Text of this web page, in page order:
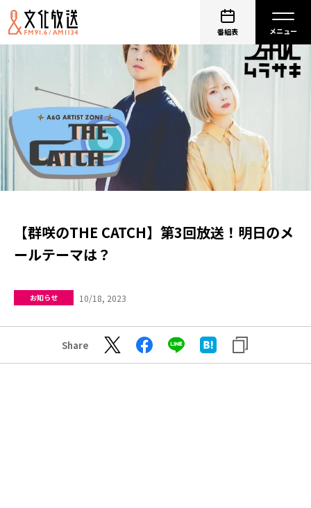
番組表
【群咲のTHE CATCH】第3回放送！明日のメ
ールテーマは？
お知らせ 10/18, 2023
Share